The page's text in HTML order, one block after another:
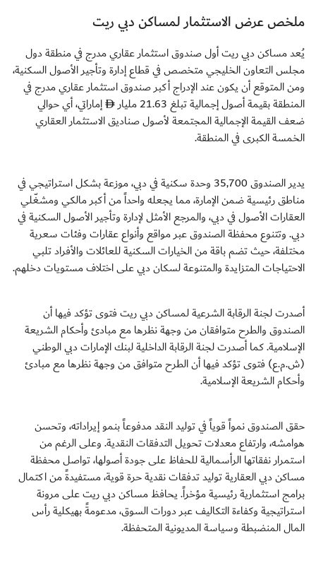
ملخص عرض الاستثمار لمساكن دبي ريت
يُعد مساكن دبي ريت أول صندوق استثمار عقاري مدرج في منطقة دول
مجلس التعاون الخليجي متخصص في قطاع إدارة وتأجير الأصول السكنية،
ومن المتوقع أن يكون عند الإدراج أكبر صندوق استثمار عقاري مدرج في
المنطقة بقيمة أصول إجمالية تبلغ 21.63 مليار
إماراتي، أي حوالي
ضعف القيمة الإجمالية المجتمعة لأصول صناديق الاستثمار العقاري
الخمسة الكبرى في المنطقة.
يدير الصندوق 35,700 وحدة سكنية في دبي، موزعة بشكل استراتيجي في
مناطق رئيسية ضمن الإمارة، مما يجعله واحداً من أكبر مالكي ومشغّلي
العقارات الأصول في دبي، والمرجع الأمثل لإدارة وتأجير الأصول السكنية في
دبي. وتتنوع محفظة الصندوق عبر مواقع وأنواع عقارات وفئات سعرية
مختلفة، حيث تضم باقة من الخيارات السكنية للعائلات والأفراد تلبي
الاحتياجات المتزايدة والمتنوعة لسكان دبي على اختلاف مستويات دخلهم.
أصدرت لجنة الرقابة الشرعية لمساكن دبي ريت فتوى تؤكد فيها أن
الصندوق والطرح متوافقان من وجهة نظرها مع مبادئ وأحكام الشريعة
الإسلامية. كما أصدرت لجنة الرقابة الداخلية لبنك الإمارات دبي الوطني
(ش.م.ع) فتوى تؤكد فيها أن الطرح متوافق من وجهة نظرها مع مبادئ
وأحكام الشريعة الإسلامية.
حقق الصندوق نمواً قوياً في توليد النقد مدفوعاً بنمو إيراداته، وتحسن
هوامشه، وارتفاع معدلات تحويل التدفقات النقدية. وعلى الرغم من
استمرار نفقاتها الرأسمالية للحفاظ على جودة أصولها، تواصل محفظة
مساكن دبي العقارية توليد تدفقات نقدية حرة قوية، مستفيدةً من اكتمال
برامج استثمارية رئيسية مؤخراً. يحافظ مساكن دبي ريت على مرونة
استراتيجية وكفاءة التكاليف عبر دورات السوق، مدعومةً بهيكلية رأس
المال المنضبطة وسياسة المديونية المتحفظة.